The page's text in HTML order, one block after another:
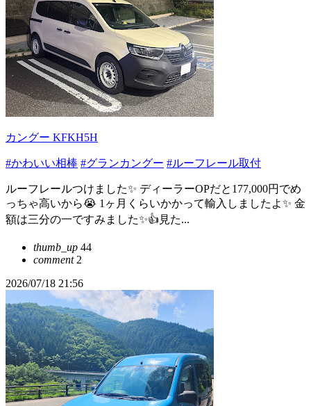
カングー KFKH5H
#かわいい相棒 #グランカングー #ルーフレール取付
ルーフレールつけました✨ ディーラーOPだと177,000円でめ
っちゃ高いから😭 1ヶ月くらいかかって輸入しましたよ✨ 金
額は三分の一ですみました✨👍見た...
thumb_up 44
comment2
2026/07/18 21:56